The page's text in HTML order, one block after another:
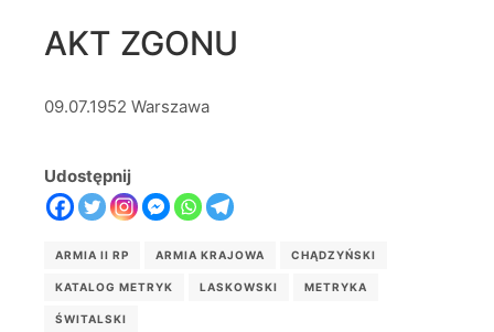
AKT ZGONU
09.07.1952 Warszawa
Udostępnij
ARMIA II RP ARMIA KRAJOWA CHĄDZYŃSKI
KATALOG METRYK LASKOWSKI METRYKA
ŚWITALSKI